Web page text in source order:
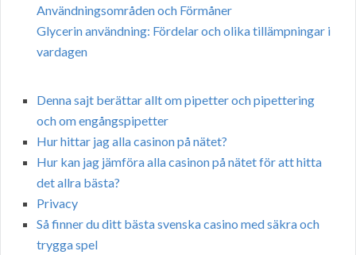
Användningsområden och Förmåner
Glycerin användning: Fördelar och olika tillämpningar i
vardagen
Denna sajt berättar allt om pipetter och pipettering
och om engångspipetter
Hur hittar jag alla casinon på nätet?
Hur kan jag jämföra alla casinon på nätet för att hitta
det allra bästa?
Privacy
Så finner du ditt bästa svenska casino med säkra och
trygga spel